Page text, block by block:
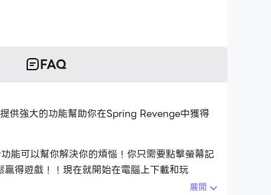
FAQ
供強大的功能幫助你在Spring Revenge中獲得
能可以幫你解決你的煩惱！你只需要點擊螢幕記
得遊戲！！現在就開始在電腦上下載和玩
展開